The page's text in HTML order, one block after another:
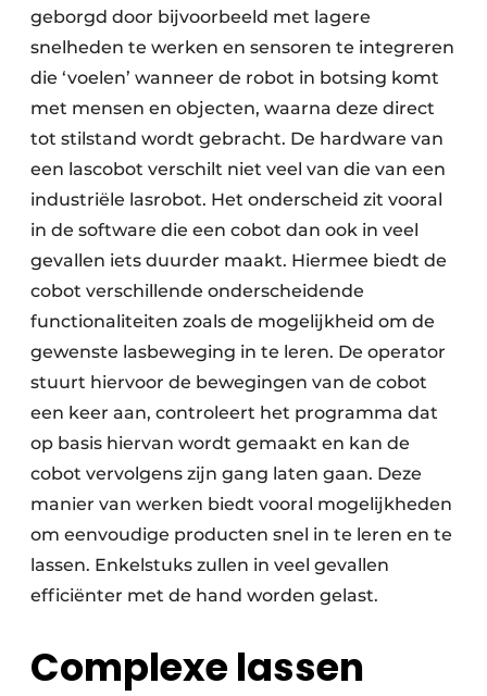
geborgd door bijvoorbeeld met lagere
snelheden te werken en sensoren te integreren
die ‘voelen’ wanneer de robot in botsing komt
met mensen en objecten, waarna deze direct
tot stilstand wordt gebracht. De hardware van
een lascobot verschilt niet veel van die van een
industriële lasrobot. Het onderscheid zit vooral
in de software die een cobot dan ook in veel
gevallen iets duurder maakt. Hiermee biedt de
cobot verschillende onderscheidende
functionaliteiten zoals de mogelijkheid om de
gewenste lasbeweging in te leren. De operator
stuurt hiervoor de bewegingen van de cobot
een keer aan, controleert het programma dat
op basis hiervan wordt gemaakt en kan de
cobot vervolgens zijn gang laten gaan. Deze
manier van werken biedt vooral mogelijkheden
om eenvoudige producten snel in te leren en te
lassen. Enkelstuks zullen in veel gevallen
efficiënter met de hand worden gelast.
Complexe lassen